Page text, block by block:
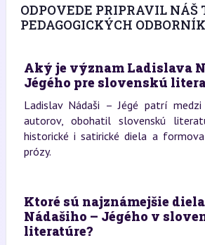
ODPOVEDE PRIPRAVIL NÁŠ
PEDAGOGICKÝCH
Aký je význam Ladislava
Jégého pre slovenskú
Ladislav Nádaši – Jégé patrí medzi
autorov, obohatil slovenskú
historické i satirické diela a
prózy.
Ktoré sú najznámejšie
Nádašiho – Jégého v
literatúre?